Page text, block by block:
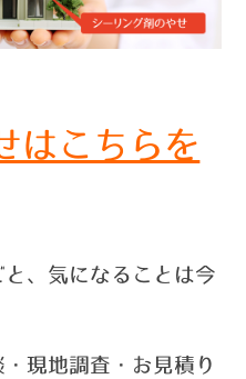
はこちらを
、気になることは今
現地調査・お見積り